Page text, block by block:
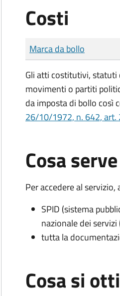
Costi
Tipo di pagamento
Importo
Marca da bollo
Gli atti costitutivi, statuti
movimenti o partiti
da imposta di bollo così
26/10/1972, n. 642, art.
Cosa serve
Per accedere al servizio,
SPID (sistema
nazionale dei servizi
tutta la
Cosa si